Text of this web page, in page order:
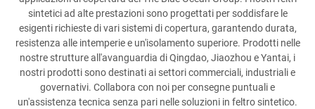
sintetici ad alte prestazioni sono progettati per soddisfare le
esigenti richieste di vari sistemi di copertura, garantendo durata,
resistenza alle intemperie e un'isolamento superiore. Prodotti nelle
nostre strutture all'avanguardia di Qingdao, Jiaozhou e Yantai, i
nostri prodotti sono destinati ai settori commerciali, industriali e
governativi. Collabora con noi per consegne puntuali e
un'assistenza tecnica senza pari nelle soluzioni in feltro sintetico.